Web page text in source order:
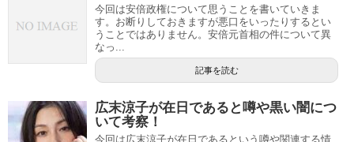
今回は安倍政権について思うことを書いていきま
す。お断りしておきますが悪口をいったりするとい
うことではありません。安倍元首相の件について異
なっ...
記事を読む
広末涼子が在日であると噂や黒い闇につ
いて考察！
今回は広末涼子が在日であるという噂や関連する情